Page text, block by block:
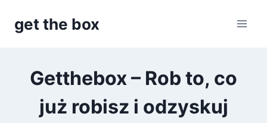
get the box
Getthebox – Rob to, co
już robisz i odzyskuj